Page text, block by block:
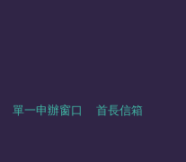
單一申辦窗口 首長信箱